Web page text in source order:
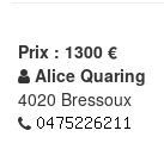
Prix : 1300 €
Alice Quaring
4020 Bressoux